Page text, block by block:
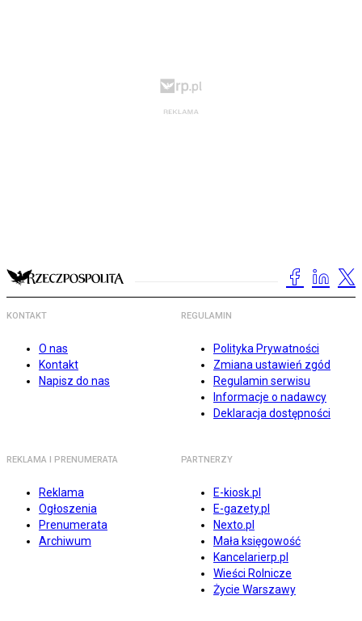
KONTAKT
O nas
Kontakt
Napisz do nas
REGULAMIN
Polityka Prywatności
Zmiana ustawień zgód
Regulamin serwisu
Informacje o nadawcy
Deklaracja dostępności
REKLAMA I PRENUMERATA
Reklama
Ogłoszenia
Prenumerata
Archiwum
PARTNERZY
E-kiosk.pl
E-gazety.pl
Nexto.pl
Mała księgowość
Kancelarierp.pl
Wieści Rolnicze
Życie Warszawy